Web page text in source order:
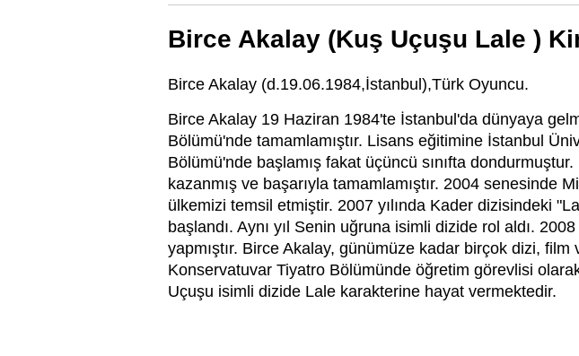
Birce Akalay (Kuş Uçuşu Lale )
Birce Akalay (d.19.06.1984,İstanbul),Türk Oyuncu.
Birce Akalay 19 Haziran 1984'te İstanbul'da dünyaya
Bölümü'nde tamamlamıştır. Lisans eğitimine İstanbul
Bölümü'nde başlamış fakat üçüncü sınıfta
kazanmış ve başarıyla tamamlamıştır. 2004 senesinde
ülkemizi temsil etmiştir. 2007 yılında Kader dizisindeki
başlandı. Aynı yıl Senin uğruna isimli dizide rol aldı.
yapmıştır. Birce Akalay, günümüze kadar birçok dizi,
Konservatuvar Tiyatro Bölümünde öğretim görevlisi
Uçuşu isimli dizide Lale karakterine hayat vermektedir.